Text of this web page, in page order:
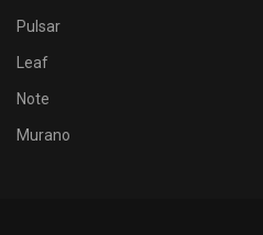
Pulsar
Leaf
Note
Murano